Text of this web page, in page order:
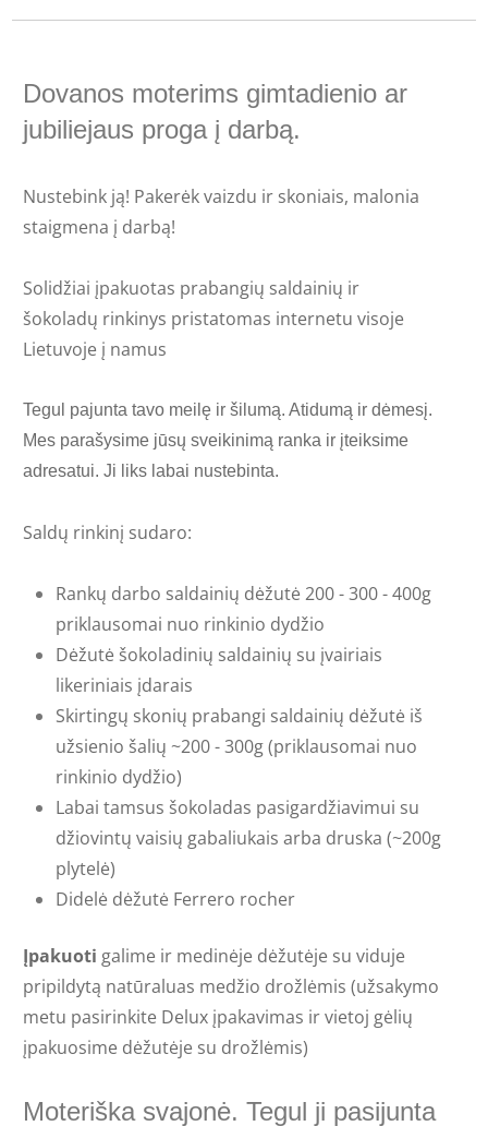
Dovanos moterims gimtadienio ar
jubiliejaus proga į darbą.
Nustebink ją! Pakerėk vaizdu ir skoniais, malonia
staigmena į darbą!
Solidžiai įpakuotas prabangių saldainių ir
šokoladų rinkinys pristatomas internetu visoje
Lietuvoje į namus
Tegul pajunta tavo meilę ir šilumą. Atidumą ir dėmesį.
Mes parašysime jūsų sveikinimą ranka ir įteiksime
adresatui. Ji liks labai nustebinta.
Saldų rinkinį sudaro:
Rankų darbo saldainių dėžutė 200 - 300 - 400g
priklausomai nuo rinkinio dydžio
Dėžutė šokoladinių saldainių su įvairiais
likeriniais įdarais
Skirtingų skonių prabangi saldainių dėžutė iš
užsienio šalių ~200 - 300g (priklausomai nuo
rinkinio dydžio)
Labai tamsus šokoladas pasigardžiavimui su
džiovintų vaisių gabaliukais arba druska (~200g
plytelė)
Didelė dėžutė Ferrero rocher
Įpakuoti galime ir medinėje dėžutėje su viduje
pripildytą natūraluas medžio drožlėmis (užsakymo
metu pasirinkite Delux įpakavimas ir vietoj gėlių
įpakuosime dėžutėje su drožlėmis)
Moteriška svajonė. Tegul ji pasijunta